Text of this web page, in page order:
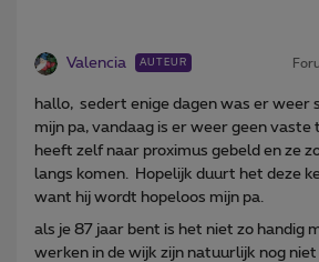
Valencia AUTEUR
hallo, sedert enige dagen was er weer
mijn pa, vandaag is er weer geen vaste
heeft zelf naar proximus gebeld en ze
langs komen. Hopelijk duurt het deze
want hij wordt hopeloos mijn pa.
als je 87 jaar bent is het niet zo handig
werken in de wijk zijn natuurlijk nog niet